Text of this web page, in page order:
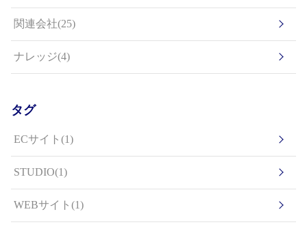
関連会社(25)
ナレッジ(4)
タグ
ECサイト(1)
STUDIO(1)
WEBサイト(1)